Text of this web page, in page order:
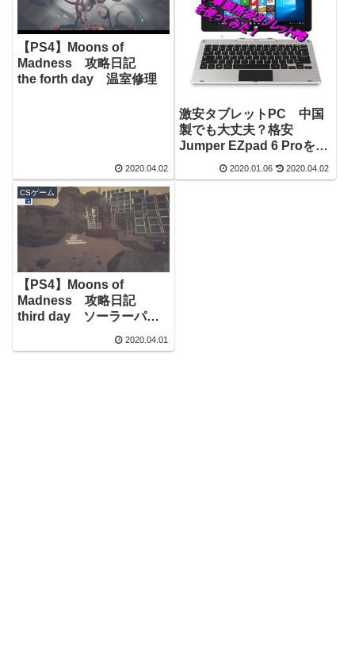
【PS4】Moons of
Madness 攻略日記
the forth day 温室修理
2020.04.02
激安タブレットPC 中国
製でも大丈夫？格安
Jumper EZpad 6 Proを買
ってみた！使用感などの
レビュー
2020.01.06 2020.04.02
CSゲーム
【PS4】Moons of
Madness 攻略日記
third day ソーラーパネ
2020.04.01